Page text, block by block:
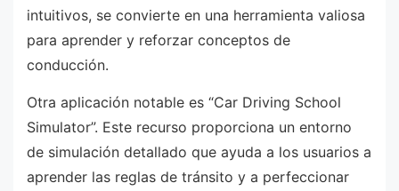
intuitivos, se convierte en una herramienta valiosa
para aprender y reforzar conceptos de
conducción.
Otra aplicación notable es “Car Driving School
Simulator”. Este recurso proporciona un entorno
de simulación detallado que ayuda a los usuarios a
aprender las reglas de tránsito y a perfeccionar